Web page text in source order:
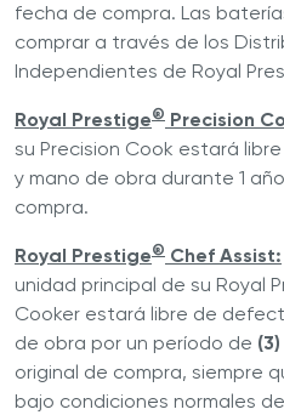
fecha de compra. Las
comprar a través de los
Independientes de Royal
Royal Prestige® Precision
su Precision Cook estará
y mano de obra durante 1
compra.
Royal Prestige® Chef Assist:
unidad principal de su Royal
Cooker estará libre de
de obra por un período de
original de compra, siempre
bajo condiciones normales